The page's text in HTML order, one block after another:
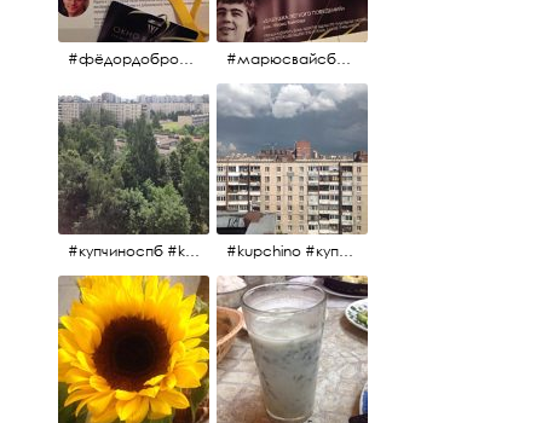
#фёдордобронравов #эдуардпарри #жилибыли #иринарозанова #марюсвайсберг #александрревва #глюкоза #любовьвбольшомгороде #ххvфестивальроссийскогокино
#купчиноспб #kupchino #kupchino #купчиноспб